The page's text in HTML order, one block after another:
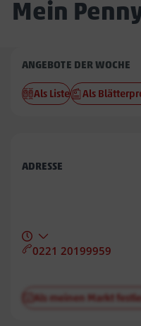
Mein
Penny
ANGEBOTE DER WOCHE
Als Liste Als
ADRESSE
0221 20199959
Als meinen Markt